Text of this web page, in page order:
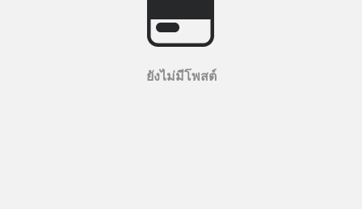
ยังไม่มีโพสต์